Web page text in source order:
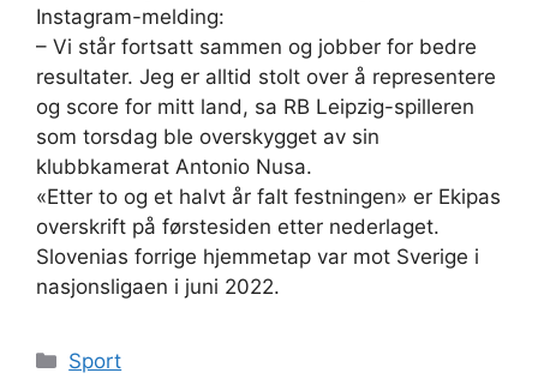
Instagram-melding:
– Vi står fortsatt sammen og jobber for bedre
resultater. Jeg er alltid stolt over å representere
og score for mitt land, sa RB Leipzig-spilleren
som torsdag ble overskygget av sin
klubbkamerat Antonio Nusa.
«Etter to og et halvt år falt festningen» er Ekipas
overskrift på førstesiden etter nederlaget.
Slovenias forrige hjemmetap var mot Sverige i
nasjonsligaen i juni 2022.
Kategorier
Sport